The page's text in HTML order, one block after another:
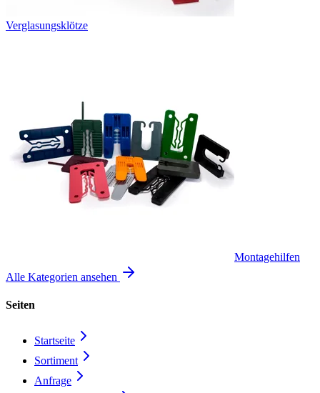
Verglasungsklötze
Montagehilfen
Alle Kategorien ansehen
Seiten
Startseite
Sortiment
Anfrage